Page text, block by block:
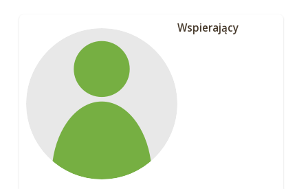
Wspierający